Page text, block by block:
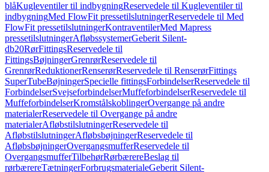
blåKugleventiler til indbygningReservedele til Kugleventiler til
indbygningMed FlowFit pressetilslutningerReservedele til Med
FlowFit pressetilslutningerKontraventilerMed Mapress
pressetilslutningerAfløbssystemerGeberit Silent-
db20RørFittingsReservedele til
FittingsBøjningerGrenrørReservedele til
GrenrørReduktionerRenserørReservedele til RenserørFittings
SuperTubeBøjningerSpecielle fittingsForbindelserReservedele til
ForbindelserSvejseforbindelserMuffeforbindelserReservedele til
MuffeforbindelserKromstålskoblingerOvergange på andre
materialerReservedele til Overgange på andre
materialerAfløbstilslutningerReservedele til
AfløbstilslutningerAfløbsbøjningerReservedele til
AfløbsbøjningerOvergangsmufferReservedele til
OvergangsmufferTilbehørRørbærereBeslag til
rørbærereTætningerForbrugsmaterialeGeberit Silent-